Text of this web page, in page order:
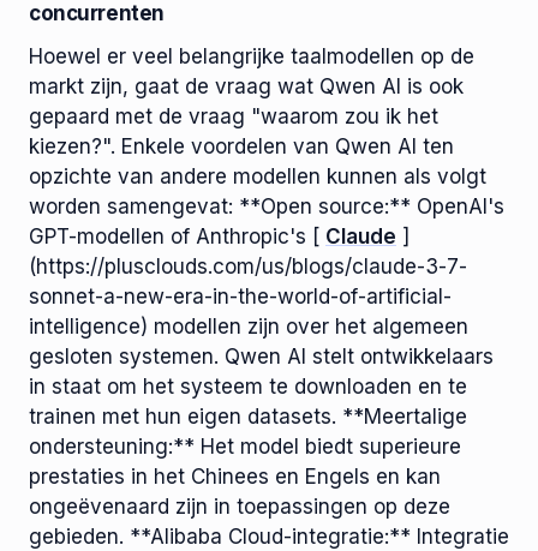
concurrenten
Hoewel er veel belangrijke taalmodellen op de
markt zijn, gaat de vraag wat Qwen AI is ook
gepaard met de vraag "waarom zou ik het
kiezen?". Enkele voordelen van Qwen AI ten
opzichte van andere modellen kunnen als volgt
worden samengevat: **Open source:** OpenAI's
GPT-modellen of Anthropic's [ Claude ]
(https://plusclouds.com/us/blogs/claude-3-7-
sonnet-a-new-era-in-the-world-of-artificial-
intelligence) modellen zijn over het algemeen
gesloten systemen. Qwen AI stelt ontwikkelaars
in staat om het systeem te downloaden en te
trainen met hun eigen datasets. **Meertalige
ondersteuning:** Het model biedt superieure
prestaties in het Chinees en Engels en kan
ongeëvenaard zijn in toepassingen op deze
gebieden. **Alibaba Cloud-integratie:** Integratie